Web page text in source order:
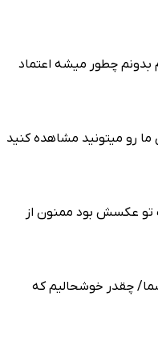
چطور میشه اعتماد
میتونید مشاهده کنید
بود ممنون از
خوشحالیم که